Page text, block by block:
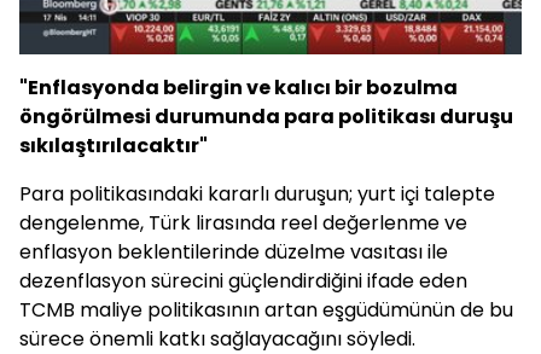
"Enflasyonda belirgin ve kalıcı bir bozulma
öngörülmesi durumunda para politikası duruşu
sıkılaştırılacaktır"
Para politikasındaki kararlı duruşun; yurt içi talepte
dengelenme, Türk lirasında reel değerlenme ve
enflasyon beklentilerinde düzelme vasıtası ile
dezenflasyon sürecini güçlendirdiğini ifade eden
TCMB maliye politikasının artan eşgüdümünün de bu
sürece önemli katkı sağlayacağını söyledi.